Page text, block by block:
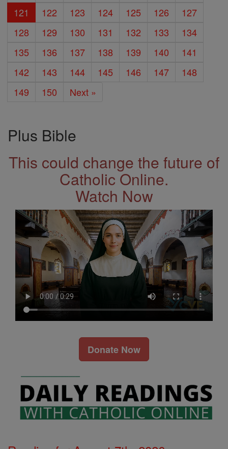
121
122 123 124 125 126
127
128
129 130 131 132 133
134
135
136 137 138 139 140
141
142
143 144 145 146 147
148
149
150 Next »
Plus Bible
This could change the future of
Catholic Online.
Watch Now
Donate Now